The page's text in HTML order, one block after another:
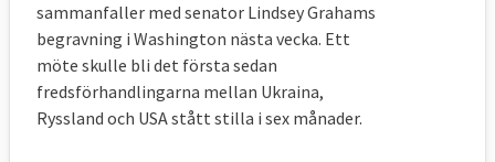
sammanfaller med senator Lindsey Grahams
begravning i Washington nästa vecka. Ett
möte skulle bli det första sedan
fredsförhandlingarna mellan Ukraina,
Ryssland och USA stått stilla i sex månader.